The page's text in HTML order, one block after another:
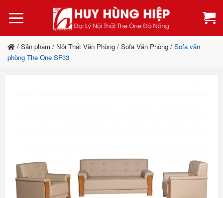
qua
dung
/ Sản phẩm / Nội Thất Văn Phòng / Sofa Văn Phòng / Sofa văn
phòng The One SF33